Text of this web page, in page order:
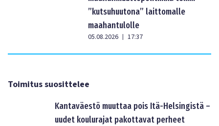
”kutsuhuutona” laittomalle
maahantulolle
05.08.2026 | 17:37
Toimitus suosittelee
Kantaväestö muuttaa pois Itä-Helsingistä –
uudet koulurajat pakottavat perheet